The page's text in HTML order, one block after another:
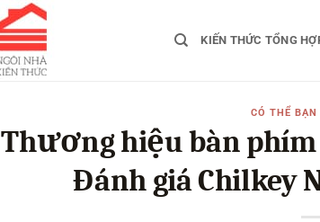
KIẾN THỨC TỔNG
CÓ THỂ
Thương hiệu bàn
Đánh giá Chilkey